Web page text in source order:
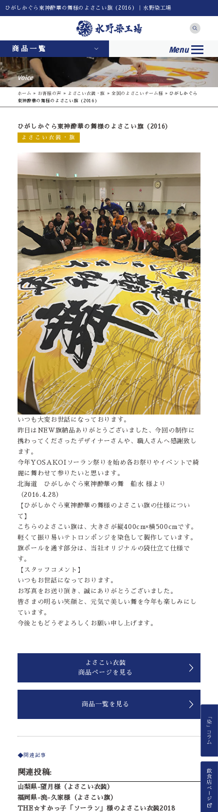
ひがしかぐら東神酔華の舞様のよさこい旗（2016）｜水野染工場
商品一覧 Menu
Voice
ホーム » お客様の声 » よさこい衣装・旗 »全国のよさこいチーム様 » ひがしかぐら
東神酔華の舞様のよさこい旗（2016）
ひがしかぐら東神酔華の舞様のよさこい旗（2016）
よさこい衣装・旗
いつも大変お世話になっております。
昨日はNEW旗納品ありがとうございました、今回の制作に
携わってくださったデザイナーさんや、職人さんへ感謝致し
ます。
今年YOSAKOIソーラン祭りを始め各お祭りやイベントで綺
麗に舞わせて参りたいと思います。
北海道 ひがしかぐら東神酔華の舞 船水 様より
（2016.4.28）
【ひがしかぐら東神酔華の舞様のよさこい旗の仕様につい
て】
こちらのよさこい旗は、大きさが縦400cm×横500cmです。
軽くて振り易いテトロンポンジを染色して製作しています。
旗ポールを通す部分は、当社オリジナルの袋仕立て仕様で
す。
【スタッフコメント】
いつもお世話になっております。
お写真をお送り頂き、誠にありがとうございました。
皆さまの明るい笑顔と、元気で美しい舞を今年も楽しみにし
ています。
今後ともどうぞよろしくお願い申し上げます。
商品一覧を見る
よさこい衣装
商品ページを見る
関連記事
関連投稿:
山梨県-望月様（よさこい衣装）
福岡県-流-久家様（よさこい旗）
THE☆すかっ子「ソーラン」様のよさこい衣装2018